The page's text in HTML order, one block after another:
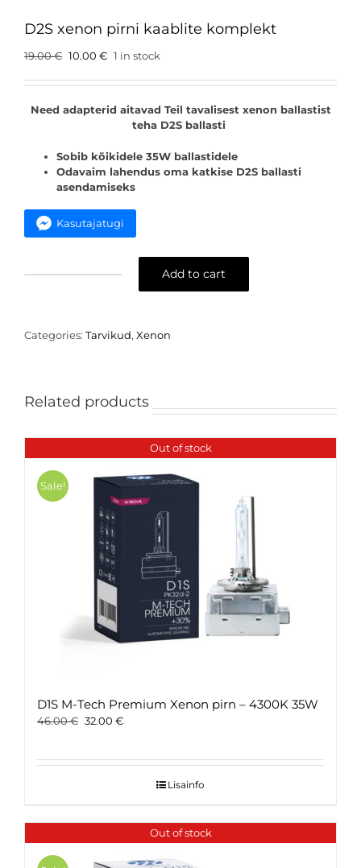
D2S xenon pirni kaablite komplekt
19.00€ Original
was:
10.00 €Current
is:
1 in stock
Need adapterid aitavad Teil tavalisest xenon ballastist
teha D2S ballasti
Sobib kõikidele 35W ballastidele
Odavaim lahendus oma katkise D2S ballasti
asendamiseks
Kasutajatugi
komplekt
Add to cart
Categories: Tarvikud, Xenon
Related products
Out of stock
Sale!
D1S M-Tech Premium Xenon pirn – 4300K 35W
46.00€ Original
46.00 €.
32.00 €Current
32.00 €.
Lisainfo
Out of stock